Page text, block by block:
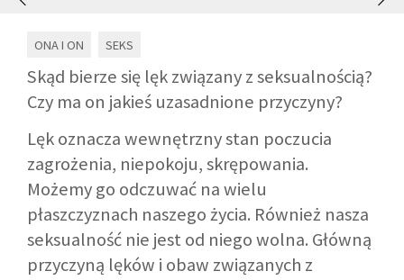
PARTNERZY
DLA MEDIÓW
KONTAKT
ONA I ON SEKS
Skąd bierze się lęk związany z seksualnością?
Czy ma on jakieś uzasadnione przyczyny?
Lęk oznacza wewnętrzny stan poczucia
zagrożenia, niepokoju, skrępowania.
Możemy go odczuwać na wielu
płaszczyznach naszego życia. Również nasza
seksualność nie jest od niego wolna. Główną
przyczyną lęków i obaw związanych z